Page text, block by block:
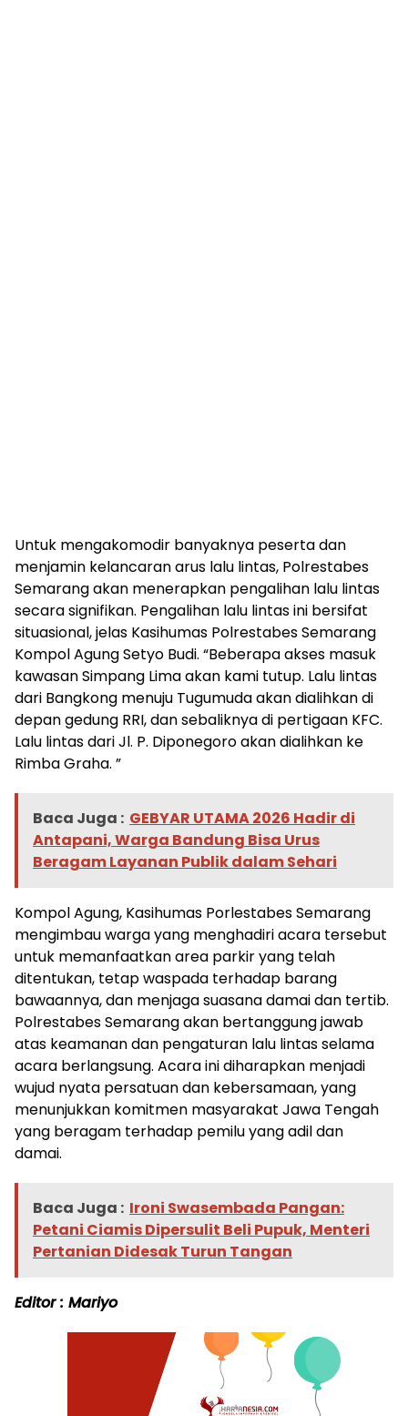
Untuk mengakomodir banyaknya peserta dan
menjamin kelancaran arus lalu lintas, Polrestabes
Semarang akan menerapkan pengalihan lalu lintas
secara signifikan. Pengalihan lalu lintas ini bersifat
situasional, jelas Kasihumas Polrestabes Semarang
Kompol Agung Setyo Budi. “Beberapa akses masuk
kawasan Simpang Lima akan kami tutup. Lalu lintas
dari Bangkong menuju Tugumuda akan dialihkan di
depan gedung RRI, dan sebaliknya di pertigaan KFC.
Lalu lintas dari Jl. P. Diponegoro akan dialihkan ke
Rimba Graha. ”
Baca Juga : GEBYAR UTAMA 2026 Hadir di
Antapani, Warga Bandung Bisa Urus
Beragam Layanan Publik dalam Sehari
Kompol Agung, Kasihumas Porlestabes Semarang
mengimbau warga yang menghadiri acara tersebut
untuk memanfaatkan area parkir yang telah
ditentukan, tetap waspada terhadap barang
bawaannya, dan menjaga suasana damai dan tertib.
Polrestabes Semarang akan bertanggung jawab
atas keamanan dan pengaturan lalu lintas selama
acara berlangsung. Acara ini diharapkan menjadi
wujud nyata persatuan dan kebersamaan, yang
menunjukkan komitmen masyarakat Jawa Tengah
yang beragam terhadap pemilu yang adil dan
damai.
Baca Juga : Ironi Swasembada Pangan:
Petani Ciamis Dipersulit Beli Pupuk, Menteri
Pertanian Didesak Turun Tangan
Editor : Mariyo